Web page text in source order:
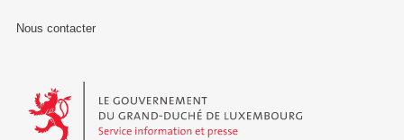
Nous contacter
Le Gouvernement du Grand-Duché de Luxembourg - Service